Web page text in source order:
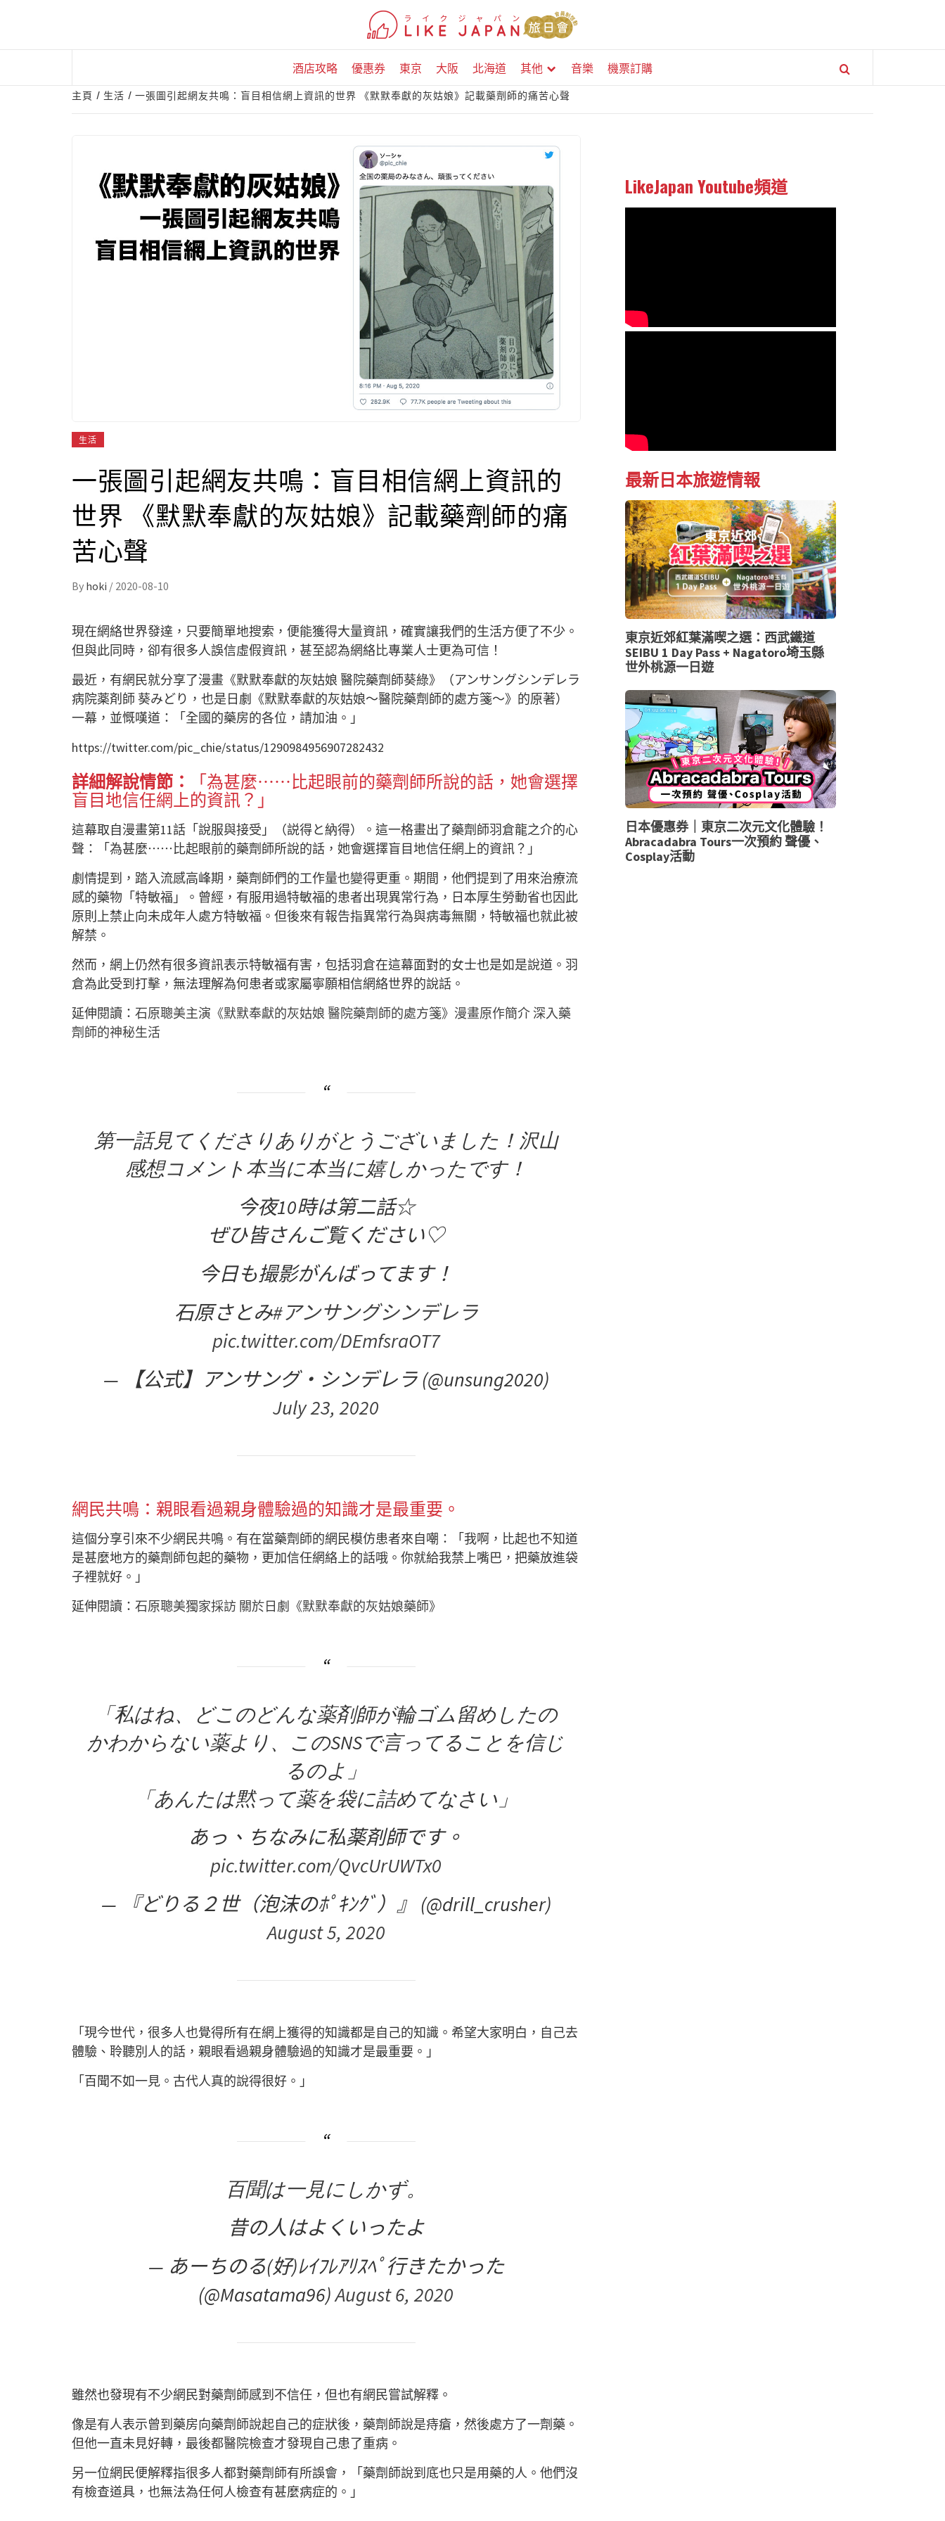
酒店攻略 優惠券 東京 大阪 北海道 其他 音樂 機票訂購
主頁 生活 一張圖引起網友共鳴：盲目相信網上資訊的世界 《默默奉獻的灰姑娘》記載藥劑師的痛苦心聲
生活
一張圖引起網友共鳴：盲目相信網上資訊的
世界 《默默奉獻的灰姑娘》記載藥劑師的痛
苦心聲
By hoki / 2020-08-10
現在網絡世界發達，只要簡單地搜索，便能獲得大量資訊，確實讓我們的生活方便了不少。
但與此同時，卻有很多人誤信虛假資訊，甚至認為網絡比專業人士更為可信！
最近，有網民就分享了漫畫《默默奉獻的灰姑娘 醫院藥劑師葵綠》（アンサングシンデレラ
病院薬剤師 葵みどり，也是日劇《默默奉獻的灰姑娘～醫院藥劑師的處方箋～》的原著）
一幕，並慨嘆道：「全國的藥房的各位，請加油。」
https://twitter.com/pic_chie/status/1290984956907282432
詳細解說情節： 「為甚麼⋯⋯比起眼前的藥劑師所說的話，她會選擇
盲目地信任網上的資訊？」
這幕取自漫畫第11話「說服與接受」（説得と納得）。這一格畫出了藥劑師羽倉龍之介的心
聲：「為甚麼⋯⋯比起眼前的藥劑師所說的話，她會選擇盲目地信任網上的資訊？」
劇情提到，踏入流感高峰期，藥劑師們的工作量也變得更重。期間，他們提到了用來治療流
感的藥物「特敏福」。曾經，有服用過特敏福的患者出現異常行為，日本厚生勞動省也因此
原則上禁止向未成年人處方特敏福。但後來有報告指異常行為與病毒無關，特敏福也就此被
解禁。
然而，網上仍然有很多資訊表示特敏福有害，包括羽倉在這幕面對的女士也是如是說道。羽
倉為此受到打擊，無法理解為何患者或家屬寧願相信網絡世界的說話。
延伸閱讀： 石原聰美主演《默默奉獻的灰姑娘 醫院藥劑師的處方箋》漫畫原作簡介 深入藥
劑師的神秘生活
第一話見てくださりありがとうございました！沢山
感想コメント本当に本当に嬉しかったです！
今夜10時は第二話☆
ぜひ皆さんご覧ください♡
今日も撮影がんばってます！
石原さとみ#アンサングシンデレラ
pic.twitter.com/DEmfsraOT7
— 【公式】アンサング・シンデレラ (@unsung2020)
July 23, 2020
網民共鳴：親眼看過親身體驗過的知識才是最重要。
這個分享引來不少網民共鳴。有在當藥劑師的網民模仿患者來自嘲：「我啊，比起也不知道
是甚麼地方的藥劑師包起的藥物，更加信任網絡上的話哦。你就給我禁上嘴巴，把藥放進袋
子裡就好。」
延伸閱讀： 石原聰美獨家採訪 關於日劇《默默奉獻的灰姑娘藥師》
「私はね、どこのどんな薬剤師が輪ゴム留めしたの
かわからない薬より、このSNSで言ってることを信じ
るのよ」
「あんたは黙って薬を袋に詰めてなさい」
あっ、ちなみに私薬剤師です。
pic.twitter.com/QvcUrUWTx0
— 『どりる２世（泡沫のﾎﾟｷﾝｸﾞ）』 (@drill_crusher)
August 5, 2020
「現今世代，很多人也覺得所有在網上獲得的知識都是自己的知識。希望大家明白，自己去
體驗、聆聽別人的話，親眼看過親身體驗過的知識才是最重要。」
「百聞不如一見。古代人真的說得很好。」
百聞は一見にしかず。
昔の人はよくいったよ
— あーちのる(好)ﾚｲﾌﾚｱﾘｽﾍﾟ行きたかった
(@Masatama96)August 6, 2020
雖然也發現有不少網民對藥劑師感到不信任，但也有網民嘗試解釋。
像是有人表示曾到藥房向藥劑師說起自己的症狀後，藥劑師說是痔瘡，然後處方了一劑藥。
但他一直未見好轉，最後都醫院檢查才發現自己患了重病。
另一位網民便解釋指很多人都對藥劑師有所誤會，「藥劑師說到底也只是用藥的人。他們沒
有檢查道具，也無法為任何人檢查有甚麼病症的。」
LikeJapan Youtube頻道
最新日本旅遊情報
東京近郊紅葉滿喫之選：西武鐵道
SEIBU 1 Day Pass + Nagatoro埼玉縣
世外桃源一日遊
日本優惠券｜東京二次元文化體驗！
Abracadabra Tours一次預約 聲優、
Cosplay活動